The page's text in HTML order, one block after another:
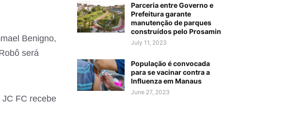
Benigno,
será
FC recebe
Parceria entre Governo e
Prefeitura garante
manutenção de parques
construídos pelo Prosamin
July 11, 2023
População é convocada
para se vacinar contra a
Influenza em Manaus
June 27, 2023